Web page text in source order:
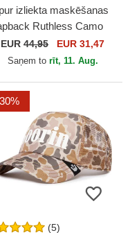
izliekta maskēšanas
Ruthless Camo
Camo The Farm
Goorin Bros.
EUR 44,95 EUR 31,47
Saņem to rīt, 11. Aug.
(5)